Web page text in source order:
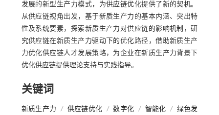
发展的新型生产力模式，为供应链优化提供了新的契机。
从供应链视角出发，基于新质生产力的基本内涵、突出特
性及系统要素，探索新质生产力对供应链的影响机制，研
究供应链在新质生产力驱动下的优化路径，借助新质生产
力优化供应链人才发展策略，为企业在新质生产力背景下
优化供应链提供理论支持与实践指导。
关键词
新质生产力 / 供应链优化 / 数字化 / 智能化 / 绿色发